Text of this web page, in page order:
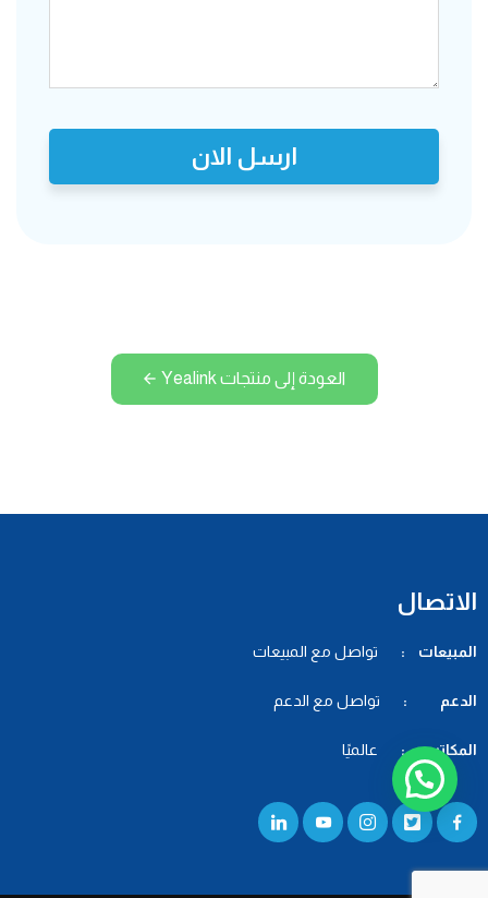
ارسل الان
العودة إلى منتجات Yealink
الاتصال
المبيعات : تواصل مع المبيعات
الدعم : تواصل مع الدعم
المكاتب : عالميًا